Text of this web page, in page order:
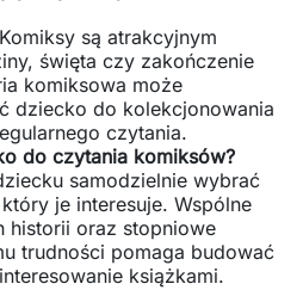
są atrakcyjnym
święta czy zakończenie
komiksowa może
dziecko do kolekcjonowania
czytania.
do czytania komiksów?
samodzielnie wybrać
je interesuje. Wspólne
historii oraz stopniowe
trudności pomaga budować
książkami.